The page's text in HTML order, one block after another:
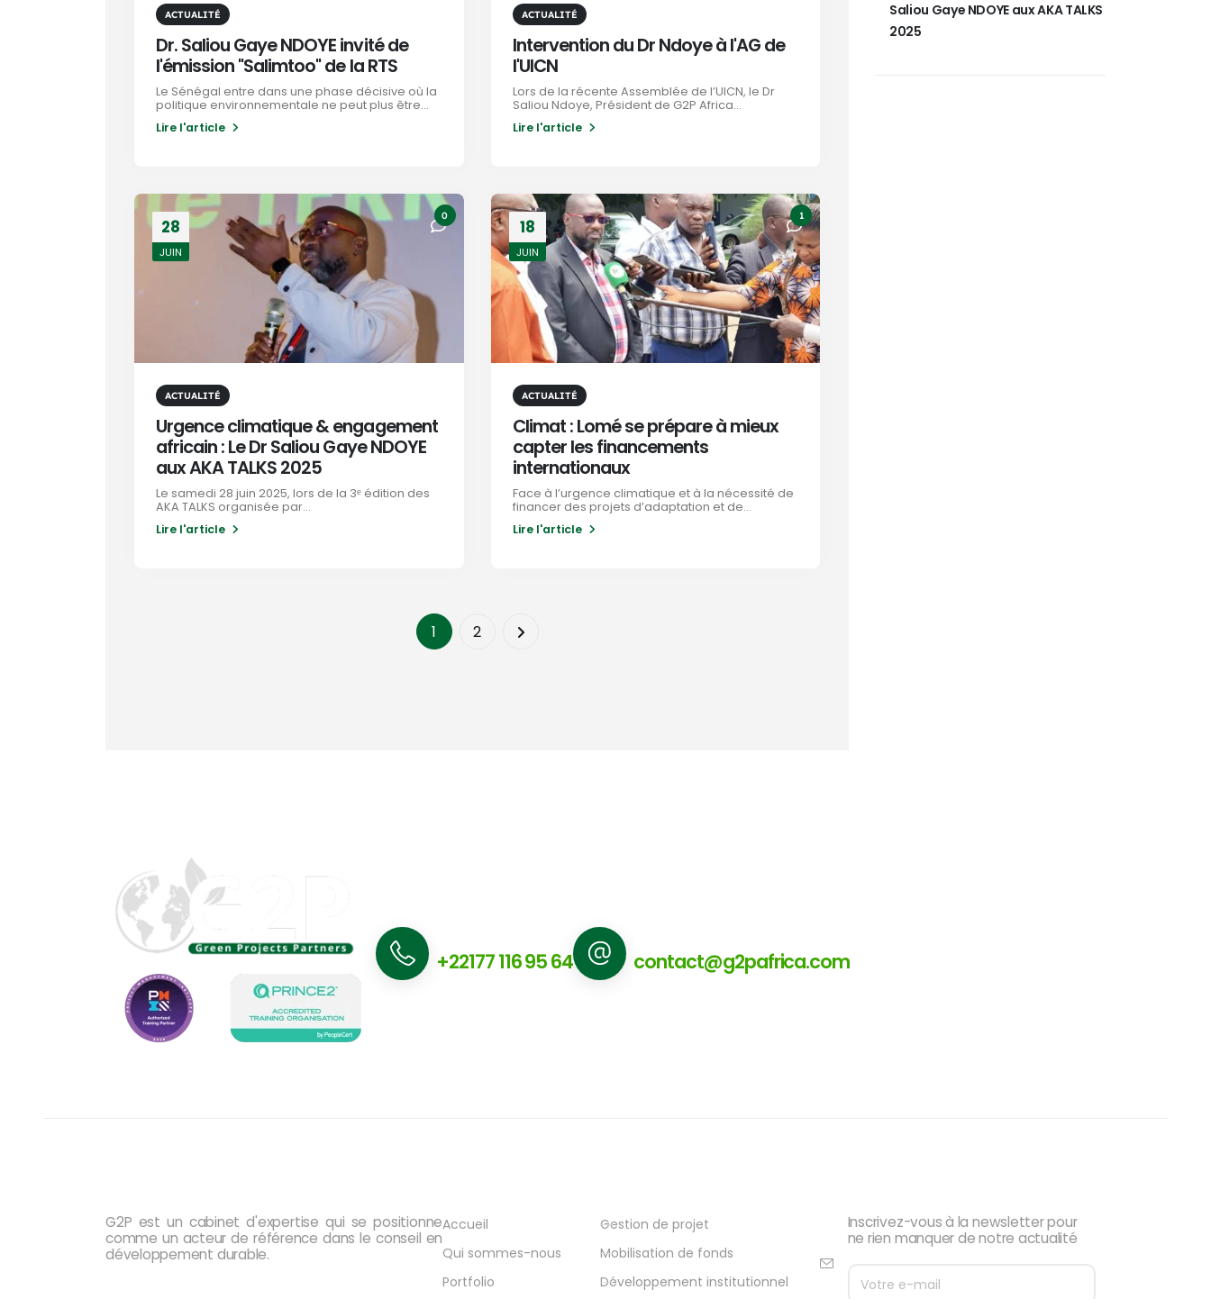
ACTUALITÉ
Dr. Saliou Gaye NDOYE invité de
l'émission "Salimtoo" de la RTS
Le Sénégal entre dans une phase décisive où la
politique environnementale ne peut plus être...
Lire l'article
ACTUALITÉ
Intervention du Dr Ndoye à l'AG de
l'UICN
Lors de la récente Assemblée de l’UICN, le Dr
Saliou Ndoye, Président de G2P Africa...
Lire l'article
28
JUIN
0
ACTUALITÉ
Urgence climatique & engagement
africain : Le Dr Saliou Gaye NDOYE
aux AKA TALKS 2025
Le samedi 28 juin 2025, lors de la 3ᵉ édition des
AKA TALKS organisée par...
Lire l'article
18
JUIN
1
ACTUALITÉ
Climat : Lomé se prépare à mieux
capter les financements
internationaux
Face à l’urgence climatique et à la nécessité de
financer des projets d’adaptation et de...
Lire l'article
1 2
Saliou Gaye NDOYE aux AKA TALKS
2025
+22177 116 95 64 contact@g2pafrica.com
G2P est un cabinet d'expertise qui se positionne
comme un acteur de référence dans le conseil en
développement durable.
Accueil
Qui sommes-nous
Portfolio
Gestion de projet
Mobilisation de fonds
Développement institutionnel
Inscrivez-vous à la newsletter pour
ne rien manquer de notre actualité